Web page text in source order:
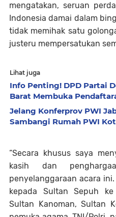
mengatakan, seruan
Indonesia damai dalam
tidak memihak satu
justeru mempersatukan
Lihat juga
Info Penting! DPD Partai
Barat Membuka
Jelang Konferprov PWI
Sambangi Rumah PWI
“Secara khusus saya
kasih dan
penyelanggaraan acara
kepada Sultan Sepuh
Sultan Kanoman, Sultan